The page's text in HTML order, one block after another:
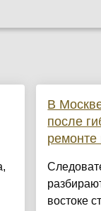
В
после
востоке